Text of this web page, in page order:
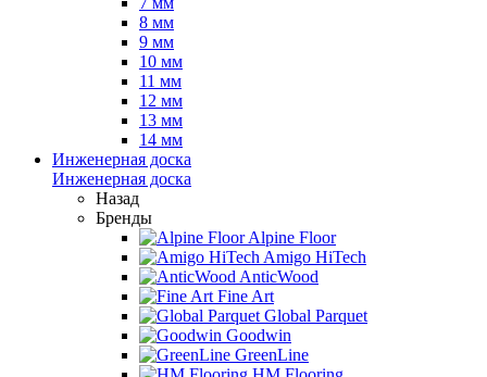
8 мм
9 мм
10 мм
11 мм
12 мм
13 мм
14 мм
Инженерная доска
Инженерная доска
Назад
Бренды
Alpine Floor
Amigo HiTech
AnticWood
Fine Art
Global Parquet
Goodwin
GreenLine